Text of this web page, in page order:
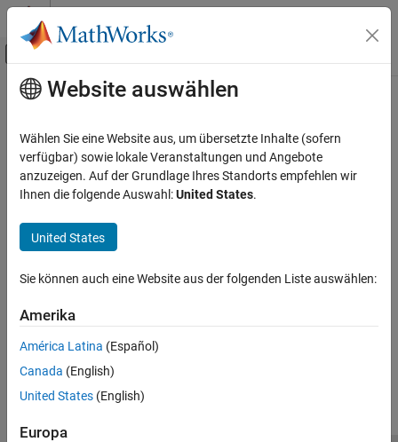
Weiter zum Inhalt
Umschaltung für Off-Canvas-
Startseite der Dokumentation
Hauptinhalt
How useful was this information?
Website auswählen
Wählen Sie eine Website aus, um übersetzte Inhalte (sofern
verfügbar) sowie lokale Veranstaltungen und Angebote
anzuzeigen. Auf der Grundlage Ihres Standorts empfehlen wir
Ihnen die folgende Auswahl:United States.
United States
Sie können auch eine Website aus der folgenden Liste auswählen:
Amerika
América Latina (Español)
Canada (English)
United States (English)
Europa